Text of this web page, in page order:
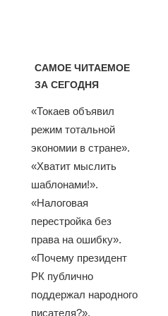
САМОЕ ЧИТАЕМОЕ
ЗА СЕГОДНЯ
«Токаев объявил
режим тотальной
экономии в стране».
«Хватит мыслить
шаблонами!».
«Налоговая
перестройка без
права на ошибку».
«Почему президент
РК публично
поддержал народного
писателя?».